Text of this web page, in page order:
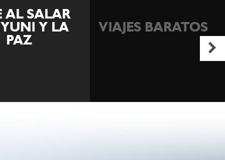
BARATOS
ISLA MARGARITA
TODO INCLUIDO